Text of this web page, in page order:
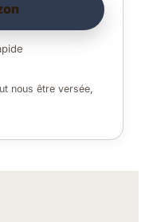
nous être versée,